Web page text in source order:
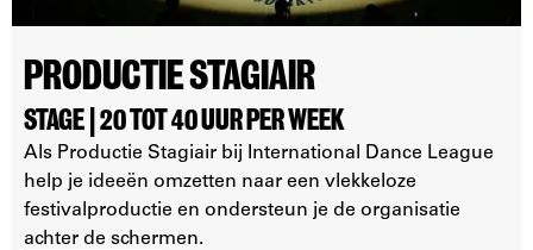
PRODUCTIE STAGIAIR
STAGE | 20 TOT 40 UUR PER WEEK
Als Productie Stagiair bij International Dance League
help je ideeën omzetten naar een vlekkeloze
festivalproductie en ondersteun je de organisatie
achter de schermen.